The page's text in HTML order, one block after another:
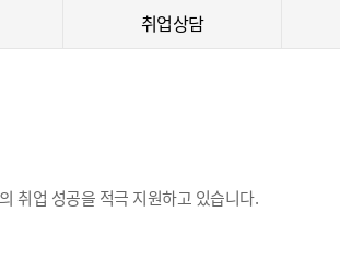
취업상담
취업 성공을 적극 지원하고 있습니다.